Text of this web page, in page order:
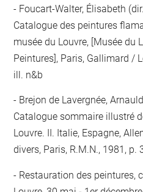
Foucart-Walter, Élisabeth
Catalogue des peintures
musée du Louvre, [Musée du
Peintures], Paris, Gallimard /
ill. n&b
Brejon de Lavergnée,
Catalogue sommaire illustré
Louvre. II. Italie, Espagne,
divers, Paris, R.M.N., 1981, p.
Restauration des peintures,